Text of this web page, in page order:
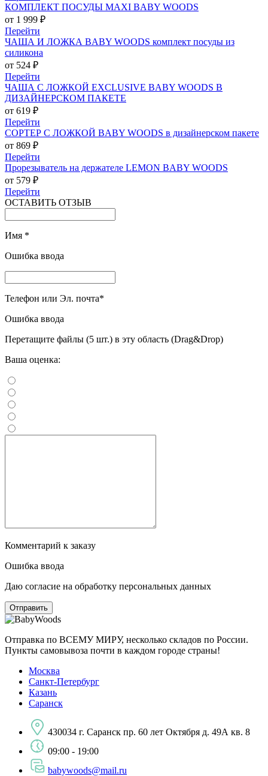
КОМПЛЕКТ ПОСУДЫ MAXI BABY WOODS
от 1 999 ₽
Перейти
ЧАША И ЛОЖКА BABY WOODS комплект посуды из
силикона
от 524 ₽
Перейти
ЧАША С ЛОЖКОЙ EXCLUSIVE BABY WOODS В
ДИЗАЙНЕРСКОМ ПАКЕТЕ
от 619 ₽
Перейти
СОРТЕР С ЛОЖКОЙ BABY WOODS в дизайнерском пакете
от 869 ₽
Перейти
Прорезыватель на держателе LEMON BABY WOODS
от 579 ₽
Перейти
ОСТАВИТЬ ОТЗЫВ
Имя *
Ошибка ввода
Телефон или Эл. почта*
Ошибка ввода
Перетащите файлы (5 шт.) в эту область (Drag&Drop)
Ваша оценка:
Комментарий к заказу
Ошибка ввода
Даю согласие на обработку персональных данных
Отправка по ВСЕМУ МИРУ, несколько складов по России.
Пункты самовывоза почти в каждом городе страны!
Москва
Санкт-Петербург
Казань
Саранск
430034 г. Саранск пр. 60 лет Октября д. 49А кв. 8
09:00 - 19:00
babywoods@mail.ru